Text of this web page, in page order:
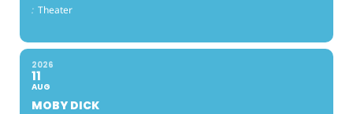
: Theater
2026
11
AUG
MOBY DICK